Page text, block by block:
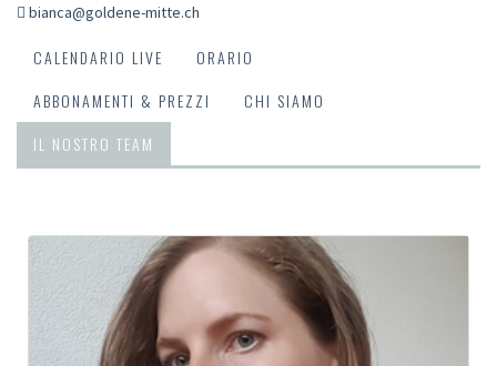
bianca@goldene-mitte.ch
CALENDARIO LIVE
ORARIO
ABBONAMENTI & PREZZI
CHI SIAMO
IL NOSTRO TEAM